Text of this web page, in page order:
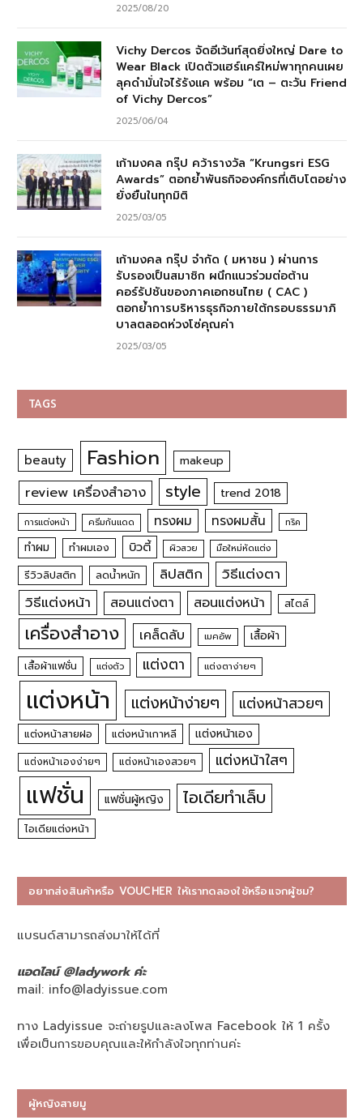
2025/08/20
Vichy Dercos จัดอีเว้นท์สุดยิ่งใหญ่ Dare to
Wear Black เปิดตัวแฮร์แคร์ใหม่พาทุกคนเผย
ลุคดำมั่นใจไร้รังแค พร้อม “เต – ตะวัน Friend
of Vichy Dercos”
2025/06/04
เก้ามงคล กรุ๊ป คว้ารางวัล “Krungsri ESG
Awards” ตอกย้ำพันธกิจองค์กรที่เติบโตอย่าง
ยั่งยืนในทุกมิติ
2025/03/05
เก้ามงคล กรุ๊ป จำกัด ( มหาชน ) ผ่านการ
รับรองเป็นสมาชิก ผนึกแนวร่วมต่อต้าน
คอร์รัปชันของภาคเอกชนไทย ( CAC )
ตอกย้ำการบริหารธุรกิจภายใต้กรอบธรรมาภิ
บาลตลอดห่วงโซ่คุณค่า
2025/03/05
TAGS
beauty Fashion makeup
review เครื่องสำอาง style trend 2018
การแต่งหน้า ครีมกันแดด ทรงผม ทรงผมสั้น ทริค
ทำผม ทำผมเอง บิวตี้ ผิวสวย มือใหม่หัดแต่ง
รีวิวลิปสติก ลดน้ำหนัก ลิปสติก
วิธีแต่งตา
วิธีแต่งหน้า
สอนแต่งตา สอนแต่งหน้า สไตล์
เครื่องสำอาง เคล็ดลับ เมคอัพ เสื้อผ้า
เสื้อผ้าแฟชั่น แต่งตัว แต่งตา แต่งตาง่ายๆ
แต่งหน้า แต่งหน้าง่ายๆ แต่งหน้าสวยๆ
แต่งหน้าสายฝอ แต่งหน้าเกาหลี แต่งหน้าเอง
แต่งหน้าเองง่ายๆ แต่งหน้าเองสวยๆ แต่งหน้าใสๆ
แฟชั่น แฟชั่นผู้หญิง ไอเดียทำเล็บ
ไอเดียแต่งหน้า
อยากส่งสินค้าหรือ VOUCHER ให้เราทดลองใช้หรือแจกผู้ชม?
แบรนด์สามารถส่งมาให้ได้ที่
แอดไลน์ @ladywork ค่ะ
mail: info@ladyissue.com
ทาง Ladyissue จะถ่ายรูปและลงโพส Facebook ให้ 1 ครั้ง
เพื่อเป็นการขอบคุณและให้กำลังใจทุกท่านค่ะ
ผู้หญิงสายมู